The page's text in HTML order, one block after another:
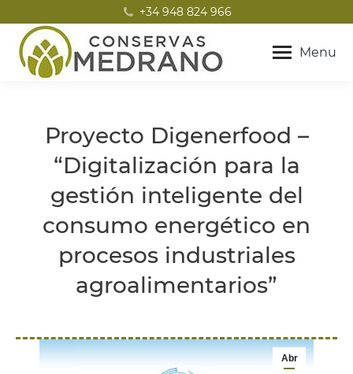
+34 948 824 966
Menu
Proyecto Digenerfood –
“Digitalización para la
gestión inteligente del
consumo energético en
procesos industriales
agroalimentarios”
Abr